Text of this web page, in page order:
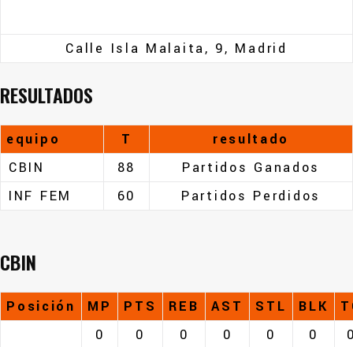
Calle Isla Malaita, 9, Madrid
RESULTADOS
equipo T
resultado
CBIN
88
Partidos Ganados
INF FEM
60 Partidos Perdidos
CBIN
Posición MP PTS REB AST STL BLK
0
0 0 0 0 0